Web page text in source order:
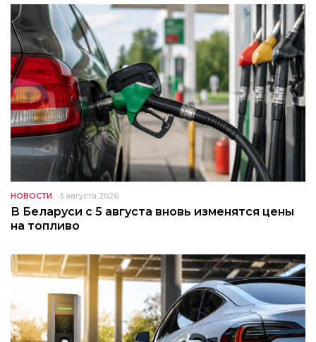
НОВОСТИ 3 августа 2026
В Беларуси с 5 августа вновь изменятся цены
на топливо